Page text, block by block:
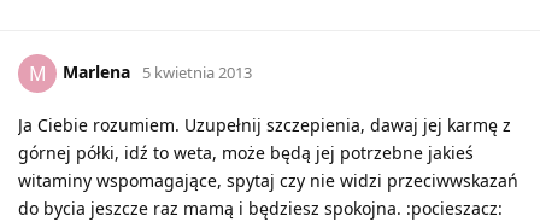
M Marlena 5 kwietnia 2013
Ja Ciebie rozumiem. Uzupełnij szczepienia, dawaj jej karmę z
górnej półki, idź to weta, może będą jej potrzebne jakieś
witaminy wspomagające, spytaj czy nie widzi przeciwwskazań
do bycia jeszcze raz mamą i będziesz spokojna. :pocieszacz: